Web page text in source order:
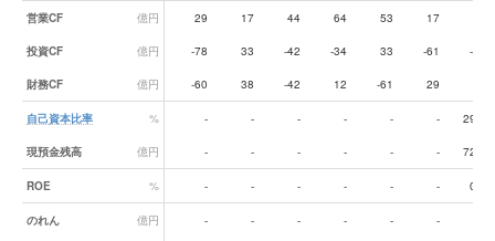
営業CF 億円 29 17 44 64 53 17
投資CF 億円 -78 33 -42 -34 33 -61 -43
財務CF 億円 -60 38 -42 12 -61 29
自己資本比率 % - - - - - - 29.1
現預金残高 億円 - - - - - - 72.0
ROE % - - - - - - 0.4
のれん 億円 - - - - - -